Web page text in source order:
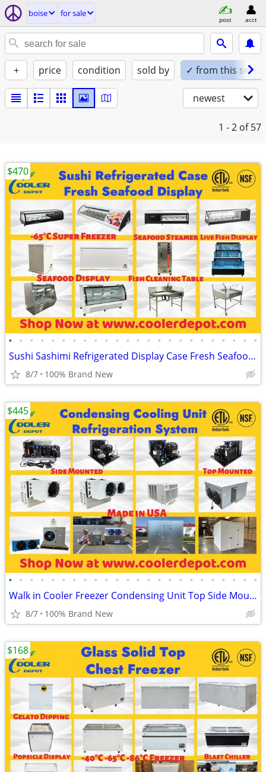
boise for sale
post acct
+ price condition sold by ✓ from this seller
newest
1 - 2 of 57
• • • • • • • • • • • • • • • • • • • • • • • •
Sushi Sashimi Refrigerated Display Case Fresh Seafood Showcase Fish Cl
8/7 100% Brand New
$470
• • • • • • • • • • • • • • • • • • • • • • • •
Walk in Cooler Freezer Condensing Unit Top Side Mounted Refrigeration
8/7 100% Brand New
$445
$168